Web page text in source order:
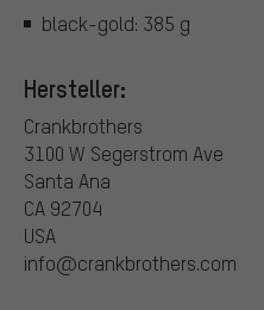
black-gold: 385 g
Hersteller:
Crankbrothers
3100 W Segerstrom Ave
Santa Ana
CA 92704
USA
info@crankbrothers.com